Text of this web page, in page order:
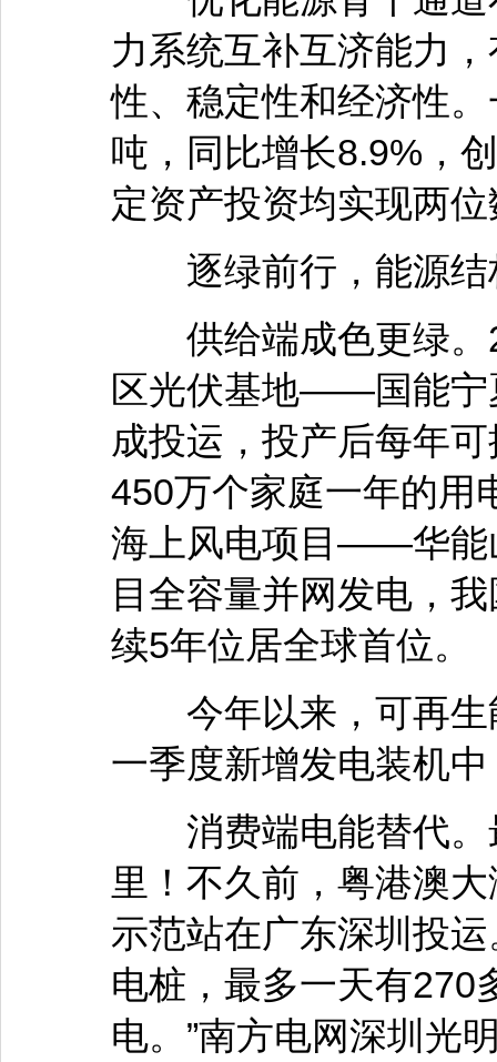
力系统互补互济能力
性、稳定性和经济性
吨，同比增长8.9%，
定资产投资均实现两
逐绿前行，能源结
供给端成色更绿。2
区光伏基地——国能宁
成投运，投产后每年
450万个家庭一年的用
海上风电项目——华能
目全容量并网发电，
续5年位居全球首位。
今年以来，可再生
一季度新增发电装机
消费端电能替代。
里！不久前，粤港澳
示范站在广东深圳投
电桩，最多一天有270
电。”南方电网深圳光